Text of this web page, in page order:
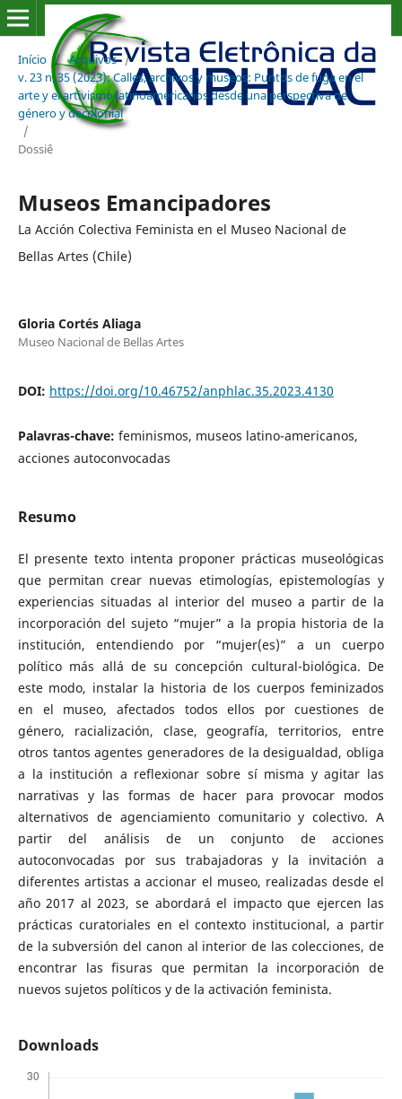
Início / Arquivos /
v. 23 n. 35 (2023): Calles, archivos y museos: Puntos de fuga en el
arte y el artivismo latinoamericanos desde una perspectiva de
género y decolonial
/
Dossiê
Museos Emancipadores
La Acción Colectiva Feminista en el Museo Nacional de
Bellas Artes (Chile)
Gloria Cortés Aliaga
Museo Nacional de Bellas Artes
DOI: https://doi.org/10.46752/anphlac.35.2023.4130
Palavras-chave: feminismos, museos latino-americanos,
acciones autoconvocadas
Resumo
El presente texto intenta proponer prácticas museológicas
que permitan crear nuevas etimologías, epistemologías y
experiencias situadas al interior del museo a partir de la
incorporación del sujeto “mujer” a la propia historia de la
institución, entendiendo por “mujer(es)” a un cuerpo
político más allá de su concepción cultural-biológica. De
este modo, instalar la historia de los cuerpos feminizados
en el museo, afectados todos ellos por cuestiones de
género, racialización, clase, geografía, territorios, entre
otros tantos agentes generadores de la desigualdad, obliga
a la institución a reflexionar sobre sí misma y agitar las
narrativas y las formas de hacer para provocar modos
alternativos de agenciamiento comunitario y colectivo. A
partir del análisis de un conjunto de acciones
autoconvocadas por sus trabajadoras y la invitación a
diferentes artistas a accionar el museo, realizadas desde el
año 2017 al 2023, se abordará el impacto que ejercen las
prácticas curatoriales en el contexto institucional, a partir
de la subversión del canon al interior de las colecciones, de
encontrar las fisuras que permitan la incorporación de
nuevos sujetos políticos y de la activación feminista.
Downloads